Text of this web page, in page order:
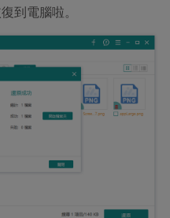
到電腦啦。